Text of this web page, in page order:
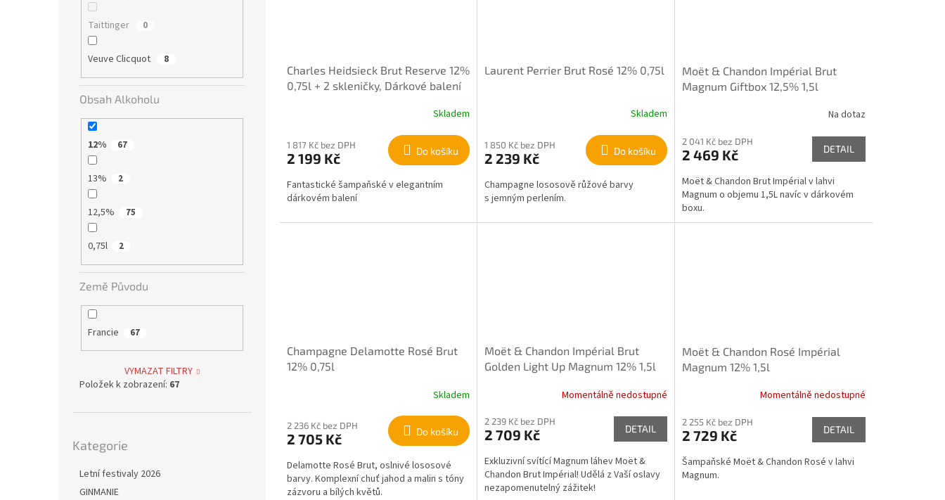
Taittinger 0
Veuve Clicquot 8
Obsah Alkoholu
12% 67
13% 2
12,5% 75
0,75l 2
Země Původu
Francie 67
VYMAZAT FILTRY
Položek k zobrazení: 67
kategorie
Kategorie
Letní festivaly 2026
GINMANIE
Charles Heidsieck Brut Reserve 12%
0,75l + 2 skleničky, Dárkové balení
Skladem
1 817 Kč bez DPH
2 199 Kč Do košíku
Fantastické šampaňské v elegantním
dárkovém balení
Laurent Perrier Brut Rosé 12% 0,75l
Skladem
1 850 Kč bez DPH
2 239 Kč Do košíku
Champagne lososově růžové barvy
s jemným perlením.
Moët & Chandon Impérial Brut
Magnum Giftbox 12,5% 1,5l
Na dotaz
2 041 Kč bez DPH
2 469 Kč DETAIL
Moët & Chandon Brut Impérial v lahvi
Magnum o objemu 1,5L navíc v dárkovém
boxu.
Champagne Delamotte Rosé Brut
12% 0,75l
Skladem
2 236 Kč bez DPH
2 705 Kč Do košíku
Delamotte Rosé Brut, oslnivé lososové
barvy. Komplexní chuť jahod a malin s tóny
zázvoru a bílých květů.
Moët & Chandon Impérial Brut
Golden Light Up Magnum 12% 1,5l
Momentálně nedostupné
2 239 Kč bez DPH
2 709 Kč DETAIL
Exkluzivní svítící Magnum láhev Moët &
Chandon Brut Impérial! Udělá z Vaší oslavy
nezapomenutelný zážitek!
Moët & Chandon Rosé Impérial
Magnum 12% 1,5l
Momentálně nedostupné
2 255 Kč bez DPH
2 729 Kč DETAIL
Šampaňské Moët & Chandon Rosé v lahvi
Magnum.